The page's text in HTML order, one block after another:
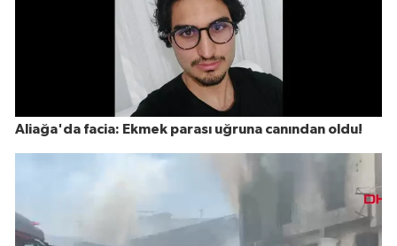
Aliağa'da facia: Ekmek parası uğruna canından oldu!